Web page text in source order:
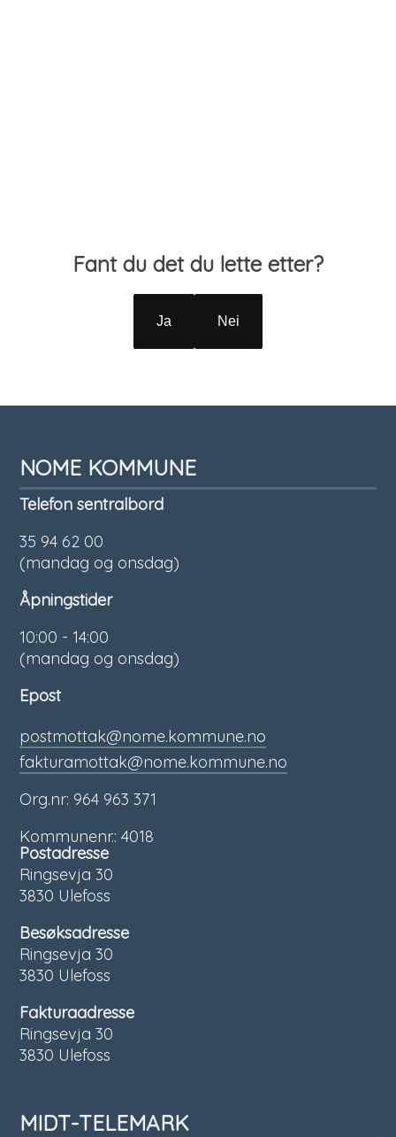
Tilbakemelding
Fant du det du lette etter?
Ja Nei
NOME KOMMUNE
Telefon sentralbord
35 94 62 00
(mandag og onsdag)
Åpningstider
10:00 - 14:00
(mandag og onsdag)
Epost
postmottak@nome.kommune.no
fakturamottak@nome.kommune.no
Org.nr: 964 963 371
Kommunenr.: 4018
Postadresse
Ringsevja 30
3830 Ulefoss
Besøksadresse
Ringsevja 30
3830 Ulefoss
Fakturaadresse
Ringsevja 30
3830 Ulefoss
MIDT-TELEMARK